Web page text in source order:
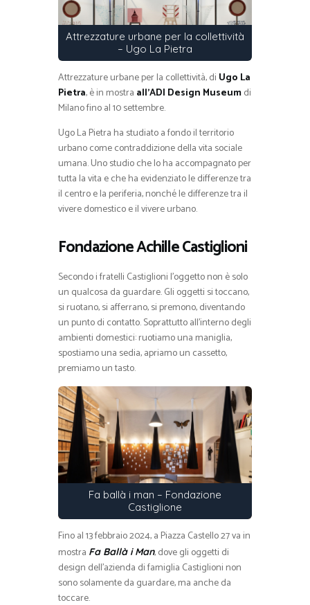
Attrezzature urbane per la collettività
– Ugo La Pietra
Attrezzature urbane per la collettività, di Ugo La
Pietra, è in mostra all’ADI Design Museumdi
Milano fino al 10 settembre.
Ugo La Pietra ha studiato a fondo il territorio
urbano come contraddizione della vita sociale
umana. Uno studio che lo ha accompagnato per
tutta la vita e che ha evidenziato le differenze tra
il centro e la periferia, nonché le differenze tra il
vivere domestico e il vivere urbano.
Fondazione Achille Castiglioni
Secondo i fratelli Castiglioni l’oggetto non è solo
un qualcosa da guardare. Gli oggetti si toccano,
si ruotano, si afferrano, si premono, diventando
un punto di contatto. Soprattutto all’interno degli
ambienti domestici: ruotiamo una maniglia,
spostiamo una sedia, apriamo un cassetto,
premiamo un tasto.
Fa ballà i man – Fondazione
Castiglione
Fino al 13 febbraio 2024, a Piazza Castello 27 va in
mostra Fa Ballà i Man, dove gli oggetti di
design dell’azienda di famiglia Castiglioni non
sono solamente da guardare, ma anche da
toccare.